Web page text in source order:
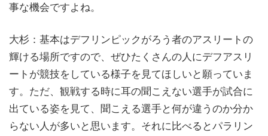
事な機会ですよね。
大杉：基本はデフリンピックがろう者のアスリートの
輝ける場所ですので、ぜひたくさんの人にデフアスリ
ートが競技をしている様子を見てほしいと願っていま
す。ただ、観戦する時に耳の聞こえない選手が試合に
出ている姿を見て、聞こえる選手と何が違うのか分か
らない人が多いと思います。それに比べるとパラリン